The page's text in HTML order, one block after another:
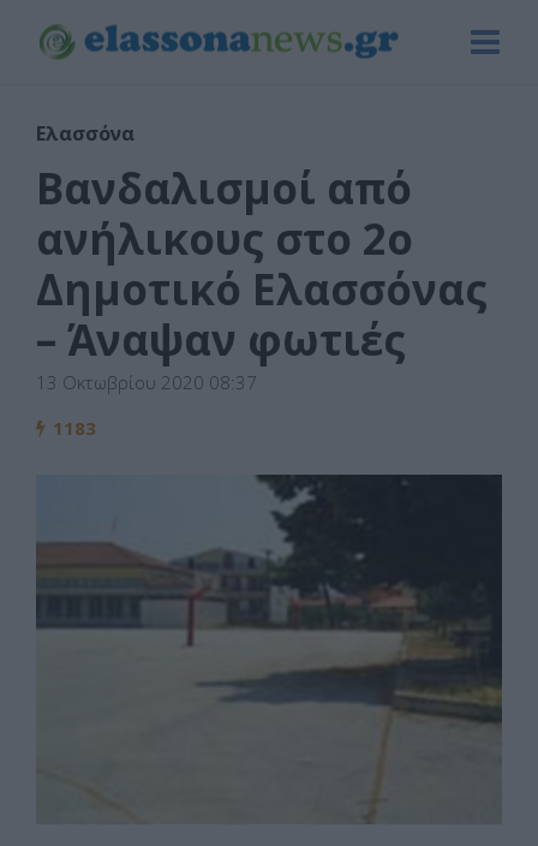
Ελασσόνα
Βανδαλισμοί από
ανήλικους στο 2ο
Δημοτικό Ελασσόνας
– Άναψαν φωτιές
13 Οκτωβρίου 2020 08:37
1183